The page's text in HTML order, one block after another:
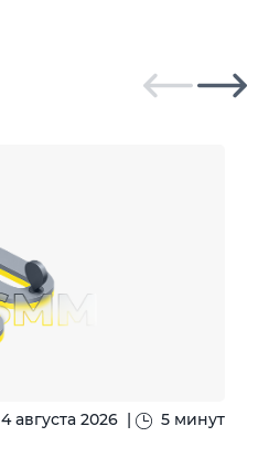
4 августа 2026 | 5 минут